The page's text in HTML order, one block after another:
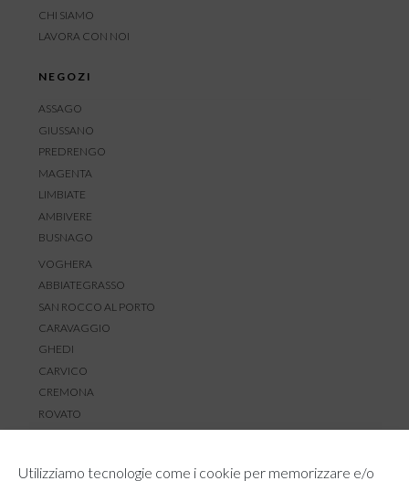
Utilizziamo tecnologie come i cookie per memorizzare e/o
CHI SIAMO
LAVORA CON NOI
NEGOZI
ASSAGO
GIUSSANO
PREDRENGO
MAGENTA
LIMBIATE
AMBIVERE
BUSNAGO
VOGHERA
ABBIATEGRASSO
SAN ROCCO AL PORTO
CARAVAGGIO
GHEDI
CARVICO
CREMONA
ROVATO